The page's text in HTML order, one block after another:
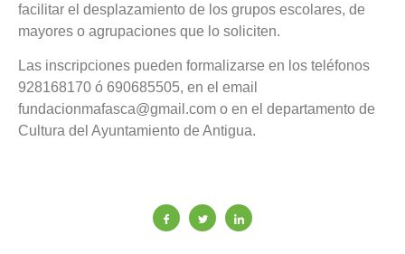
facilitar el desplazamiento de los grupos escolares, de
mayores o agrupaciones que lo soliciten.
Las inscripciones pueden formalizarse en los teléfonos
928168170 ó 690685505, en el email
fundacionmafasca@gmail.com o en el departamento de
Cultura del Ayuntamiento de Antigua.